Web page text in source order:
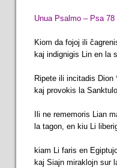
Unua Psalmo – Psa 78
Kiom da fojoj ili
kaj indignigis Lin en la
Ripete ili incitadis Dion
kaj provokis la
Ili ne rememoris Lian
la tagon, en kiu Li
kiam Li faris en
kaj Siajn miraklojn sur